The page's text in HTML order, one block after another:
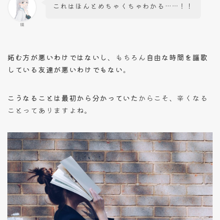
瑛
これはほんとめちゃくちゃわかる……！！
妬む方が悪いわけではないし 、もちろん 自由な時間を謳歌
している友達が悪いわけでもない。
こうなることは最初から分かっていたからこそ、辛くなる
ことってありますよね。